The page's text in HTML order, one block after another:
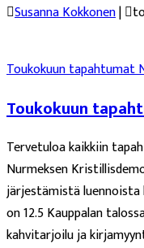
Susanna Kokkonen|
Toukokuun tapahtumat
Toukokuun
Tervetuloa kaikkiin
Nurmeksen
järjestämistä luennoista
on 12.5 Kauppalan
kahvitarjoilu ja